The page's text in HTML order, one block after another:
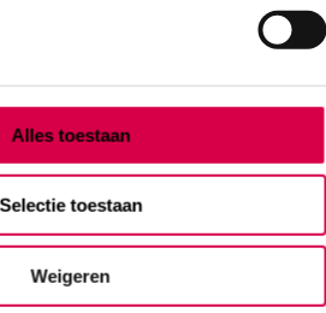
Alles toestaan
Selectie toestaan
Weigeren